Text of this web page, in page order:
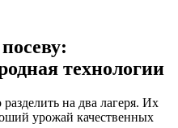
технологии
на два лагеря. Их
урожай качественных